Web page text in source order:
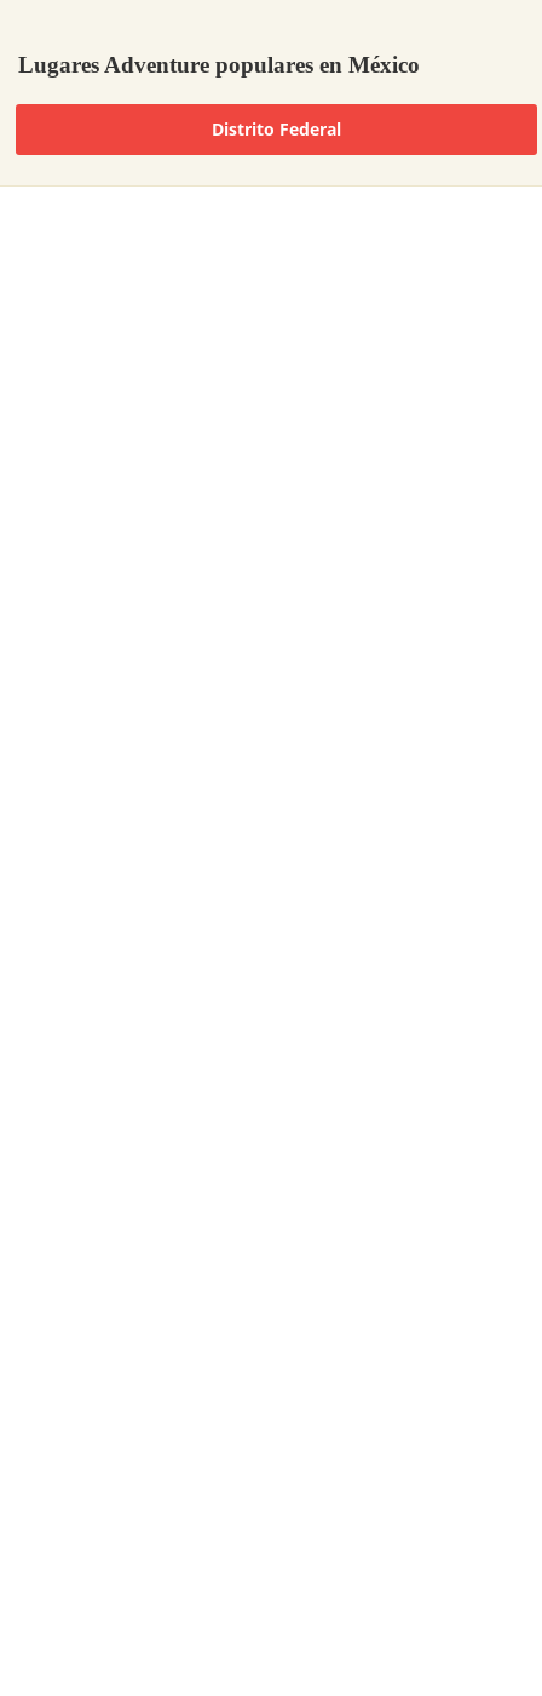
Lugares Adventure populares en México
Distrito Federal